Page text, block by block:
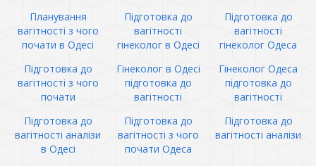
Планування
вагітності з чого
почати в Одесі
Підготовка до
вагітності
гінеколог в Одесі
Підготовка до
вагітності
гінеколог Одеса
Підготовка до
вагітності з чого
почати
Гінеколог в Одесі
підготовка до
вагітності
Гінеколог Одеса
підготовка до
вагітності
Підготовка до
вагітності аналізи
в Одесі
Підготовка до
вагітності з чого
почати Одеса
Підготовка до
вагітності аналізи